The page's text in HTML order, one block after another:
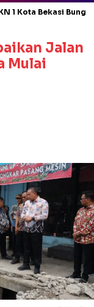
1 Kota Bekasi
Jalan
Mulai